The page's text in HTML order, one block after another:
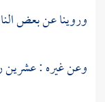
وروينا عن بعض
وعن غيره : عشرين